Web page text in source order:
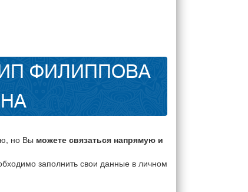
ФИЛИППОВА
но Вы можете связаться напрямую и
заполнить свои данные в личном